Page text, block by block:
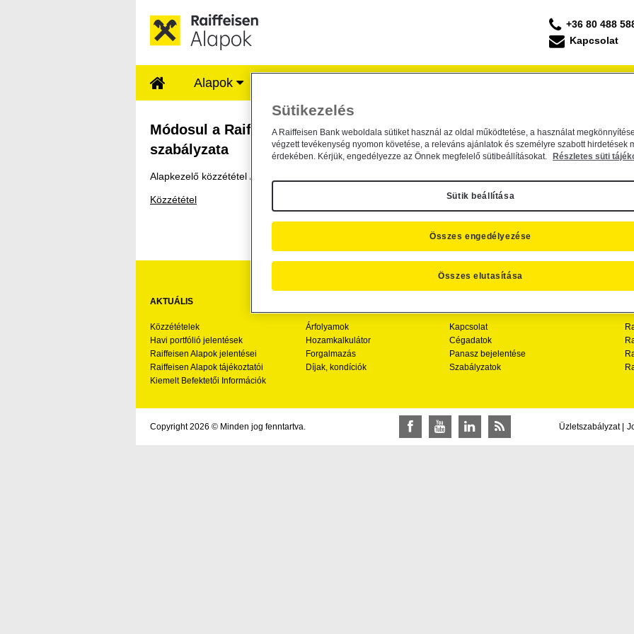
+36 80 488
Kapcsolat
Alapok
Módosul a Raiffeisen Befektetési Alapkezelő Zrt. által
Módosul a Raiffeisen Befektetési Alapkezelő Zrt. által kezelt
szabályzata
Alapkezelő közzététel /
Közzététel
AKTUÁLIS
Közzétételek
Havi portfólió jelentések
Raiffeisen Alapok jelentései
Raiffeisen Alapok tájékoztatói
Kiemelt Befektetői Információk
Árfolyamok
Hozamkalkulátor
Forgalmazás
Díjak, kondíciók
Kapcsolat
Cégadatok
Panasz bejelentése
Szabályzatok
Copyright 2026 © Minden jog fenntartva. FacebookYouTubeLinkedInRSS Üzletszabályzat |
Sütikezelés
A Raiffeisen Bank weboldala sütiket használ az oldal működtetése, a használat
végzett tevékenység nyomon követése, a releváns ajánlatok és személyre szabott hirdetések
érdekében. Kérjük, engedélyezze az Önnek megfelelő sütibeállításokat.
Részletes süti
Sütik beállítása
Összes elutasítása
Összes engedélyezése